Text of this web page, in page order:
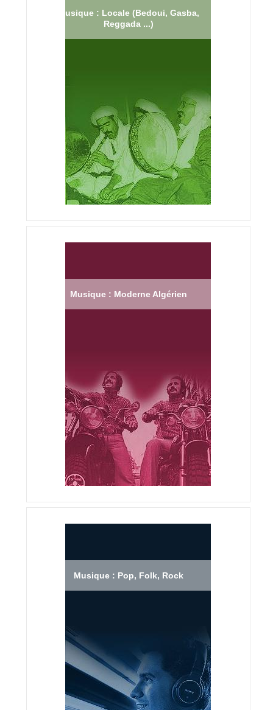
Musique : Locale (Bedoui, Gasba,
Reggada ...)
Musique : Moderne Algérien
Musique : Pop, Folk, Rock